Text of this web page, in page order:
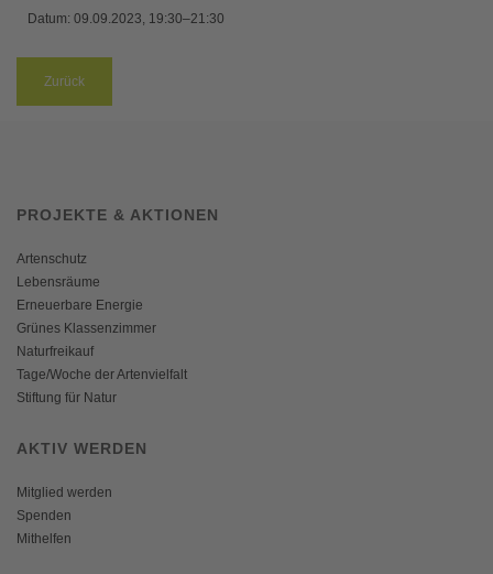
Datum: 09.09.2023, 19:30–21:30
Zurück
PROJEKTE & AKTIONEN
Artenschutz
Lebensräume
Erneuerbare Energie
Grünes Klassenzimmer
Naturfreikauf
Tage/Woche der Artenvielfalt
Stiftung für Natur
AKTIV WERDEN
Mitglied werden
Spenden
Mithelfen